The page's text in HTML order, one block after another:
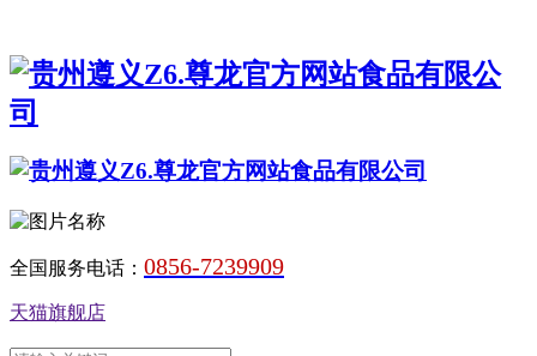
全国服务电话： 0856-7239909
天猫旗舰店